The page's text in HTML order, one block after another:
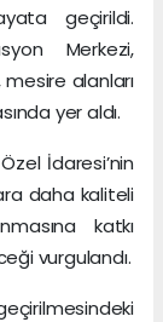
geçirildi.
Merkezi,
alanları
yer aldı.
İdaresi’nin
daha kaliteli
katkı
vurgulandı.